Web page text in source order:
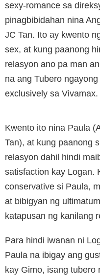
sexy-romance sa
pinagbibidahan nina
JC Tan. Ito ay kwento
sex, at kung paanong
relasyon ano pa man
na ang Tubero
exclusively sa Vivamax.
Kwento ito nina Paula
Tan), at kung paanong
relasyon dahil hindi
satisfaction kay Logan.
conservative si Paula,
at bibigyan ng
katapusan ng kanilang
Para hindi iwanan ni
Paula na ibigay ang
kay Gimo, isang tubero